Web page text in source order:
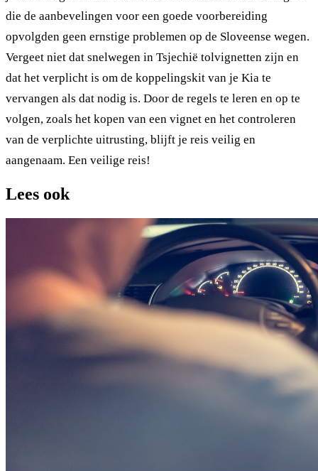
die de aanbevelingen voor een goede voorbereiding
opvolgden geen ernstige problemen op de Sloveense wegen.
Vergeet niet dat snelwegen in Tsjechië tolvignetten zijn en
dat het verplicht is om de koppelingskit van je Kia te
vervangen als dat nodig is. Door de regels te leren en op te
volgen, zoals het kopen van een vignet en het controleren
van de verplichte uitrusting, blijft je reis veilig en
aangenaam. Een veilige reis!
Lees ook